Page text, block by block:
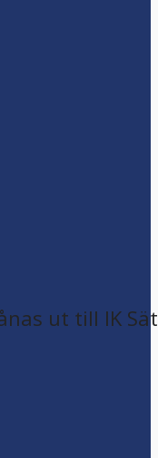
ut till IK